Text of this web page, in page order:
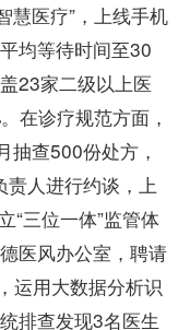
慧医疗”，上线手机
均等待时间至30
23家二级以上医
在诊疗规范方面，
抽查500份处方，
人进行约谈，上
“三位一体”监管体
医风办公室，聘请
运用大数据分析识
排查发现3名医生